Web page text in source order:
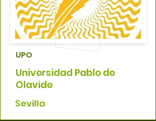
UPO
Universidad Pablo de
Olavide
Sevilla